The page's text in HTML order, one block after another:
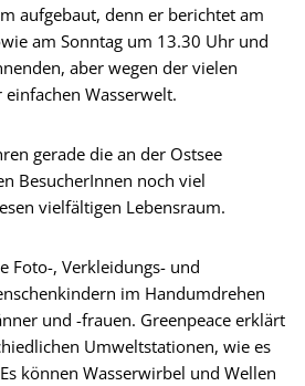
aufgebaut, denn er berichtet am
am Sonntag um 13.30 Uhr und
aber wegen der vielen
Wasserwelt.
gerade die an der Ostsee
BesucherInnen noch viel
vielfältigen Lebensraum.
Foto-, Verkleidungs- und
im Handumdrehen
und -frauen. Greenpeace erklärt
Umweltstationen, wie es
können Wasserwirbel und Wellen